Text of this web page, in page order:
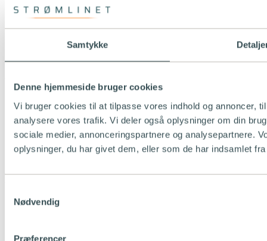
Samtykke
Denne hjemmeside bruger cookies
Vi bruger cookies til at tilpasse vores indhold og annoncer,
analysere vores trafik. Vi deler også oplysninger om din
sociale medier, annonceringspartnere og analysepartnere.
oplysninger, du har givet dem, eller som de har indsamlet
Nødvendig
Præferencer
Mit Strømlinet
Strømlinet app
Kundeservice
SMS-service
Mandag - torsdag
09:00 - 15:30
09:00 - 15:00
Kontakt
Strømlinet A/S